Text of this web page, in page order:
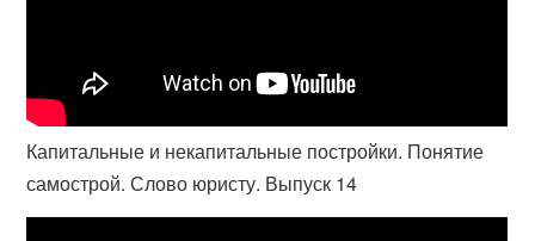
Капитальные и некапитальные постройки. Понятие
самострой. Слово юристу. Выпуск 14